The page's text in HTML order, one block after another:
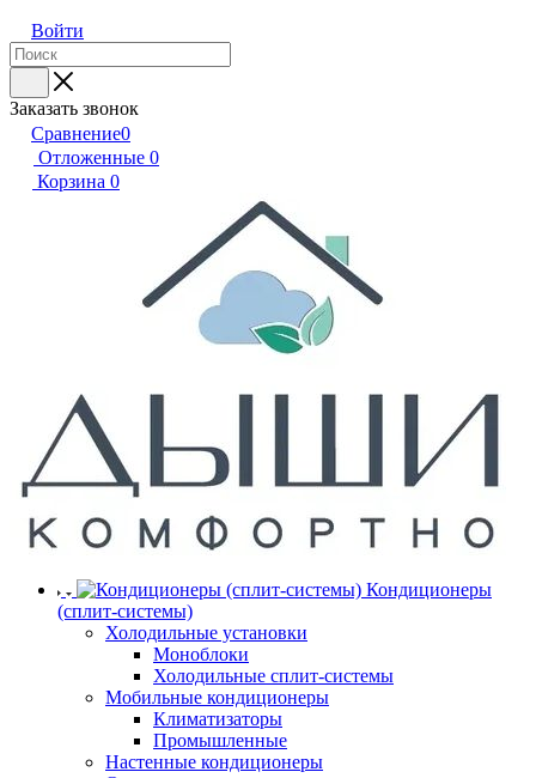
Войти
Заказать звонок
Сравнение0
Отложенные 0
Корзина 0
Кондиционеры
(сплит-системы)
Холодильные установки
Моноблоки
Холодильные сплит-системы
Мобильные кондиционеры
Климатизаторы
Промышленные
Настенные кондиционеры